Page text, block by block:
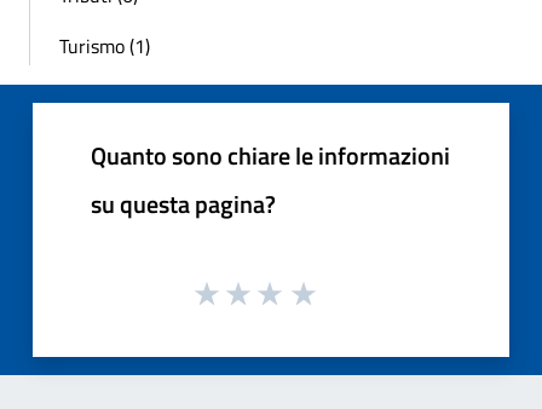
Turismo (1)
Quanto sono chiare le informazioni
su questa pagina?